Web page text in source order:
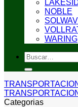
NOBLE
WARING
Buscar
por:
Categorias